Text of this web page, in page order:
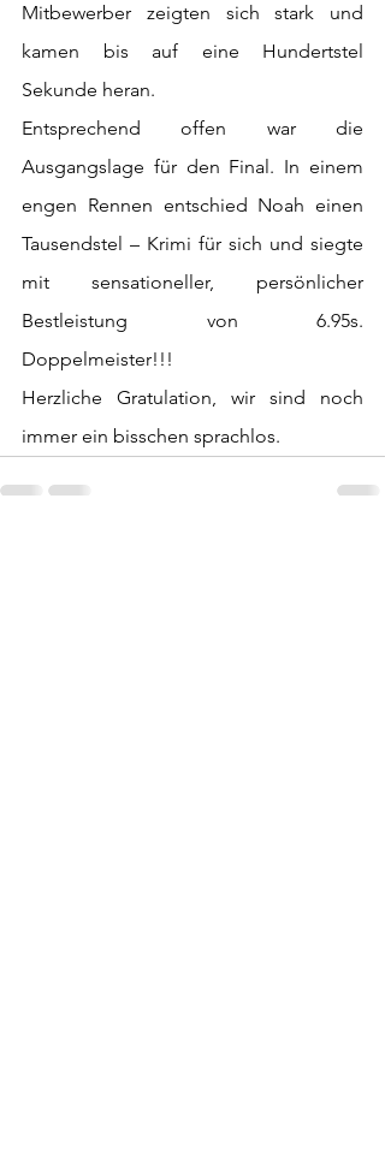
Mitbewerber zeigten sich stark und
kamen bis auf eine Hundertstel
Sekunde heran.
Entsprechend offen war die
Ausgangslage für den Final. In einem
engen Rennen entschied Noah einen
Tausendstel – Krimi für sich und siegte
mit sensationeller, persönlicher
Bestleistung von 6.95s.
Doppelmeister!!!
Herzliche Gratulation, wir sind noch
immer ein bisschen sprachlos.